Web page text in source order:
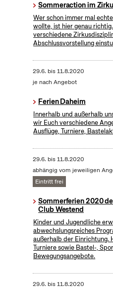
Sommeraction im
Wer schon immer mal
wollte, ist hier genau
verschiedene
Abschlussvorstellung
29.6. bis11.8.2020
je nach Angebot
Ferien Daheim
Innerhalb und außerhalb
wir Euch verschiedene
Ausflüge, Turniere,
29.6. bis11.8.2020
abhängig vom jeweiligen
Eintritt frei
Sommerferien 2020
Club Westend
Kinder und Jugendliche
abwechslungsreiches
außerhalb der Einrichtung.
Turniere sowie Bastel-,
Bewegungsangebote.
29.6. bis11.8.2020